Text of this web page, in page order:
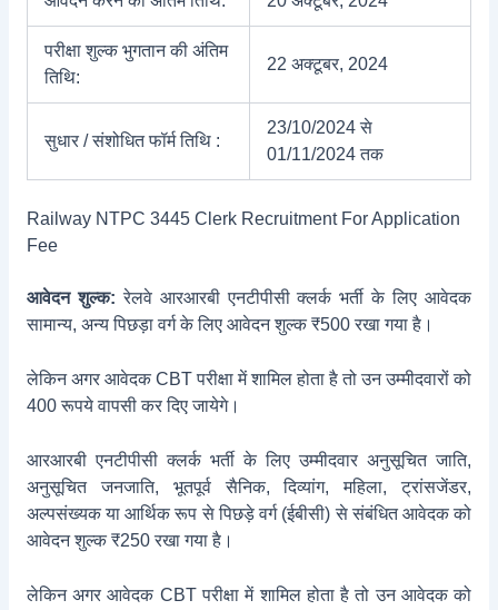
परीक्षा शुल्क भुगतान की अंतिम
तिथि:
22 अक्टूबर, 2024
सुधार / संशोधित फॉर्म तिथि :
23/10/2024 से
01/11/2024 तक
Railway NTPC 3445 Clerk Recruitment For Application
Fee
आवेदन शुल्क: रेलवे आरआरबी एनटीपीसी क्लर्क भर्ती के लिए आवेदक
सामान्य, अन्य पिछड़ा वर्ग के लिए आवेदन शुल्क ₹500 रखा गया है।
लेकिन अगर आवेदक CBT परीक्षा में शामिल होता है तो उन उम्मीदवारों को
400 रूपये वापसी कर दिए जायेगे।
आरआरबी एनटीपीसी क्लर्क भर्ती के लिए उम्मीदवार अनुसूचित जाति,
अनुसूचित जनजाति, भूतपूर्व सैनिक, दिव्यांग, महिला, ट्रांसजेंडर,
अल्पसंख्यक या आर्थिक रूप से पिछड़े वर्ग (ईबीसी) से संबंधित आवेदक को
आवेदन शुल्क ₹250 रखा गया है।
लेकिन अगर आवेदक CBT परीक्षा में शामिल होता है तो उन आवेदक को